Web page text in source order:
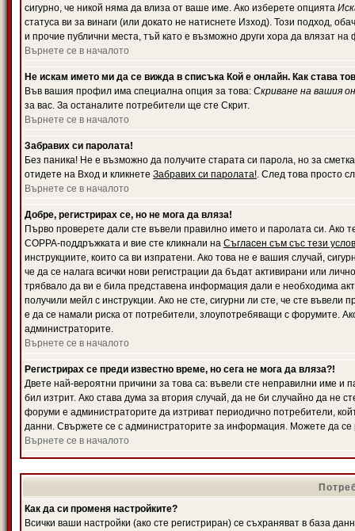
сигурно, че никой няма да влиза от ваше име. Ако изберете опцията
статуса ви за винаги (или докато не натиснете Изход). Този подход,
и прочие публични места, тъй като е възможно други хора да влязат
Върнете се в началото
Не искам името ми да се вижда в списъка Кой е онлайн. Как става
Във вашия профил има специална опция за това: Скриване на вашия
за вас. За останалите потребители ще сте Скрит.
Върнете се в началото
Забравих си паролата!
Без паника! Не е възможно да получите старата си парола, но за
отидете на Вход и кликнете Забравих си паролата!. След това просто
Върнете се в началото
Добре, регистрирах се, но не мога да вляза!
Първо проверете дали сте въвели правилно името и паролата си. Ако
COPPA-поддръжката и вие сте кликнали на Съгласен съм със тези
инструкциите, които са ви изпратени. Ако това не е вашия случай,
че да се налага всички нови регистрации да бъдат активирани или
трябвало да ви е била представена информация дали е необходима
получили мейл с инструкции. Ако не сте, сигурни ли сте, че сте
е да се намали риска от потребители, злоупотребяващи с форумите.
администраторите.
Върнете се в началото
Регистрирах се преди известно време, но сега не мога да вляза?!
Двете най-вероятни причини за това са: въвели сте неправилни име и
бил изтрит. Ако става дума за втория случай, да не би случайно да
форуми е администраторите да изтриват периодично потребители,
данни. Свържете се с администраторите за информация. Можете да се
Върнете се в началото
Как да си променя настройките?
Всички ваши настройки (ако сте регистриран) се съхраняват в база